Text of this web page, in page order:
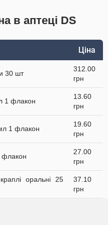
в аптеці DS
Ціна
30 шт
312.00
грн
1 флакон
13.60
грн
1 флакон
19.60
грн
флакон
27.00
грн
оральні 25
37.10
грн